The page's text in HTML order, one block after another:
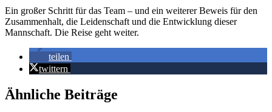
Ein großer Schritt für das Team – und ein weiterer Beweis für den
Zusammenhalt, die Leidenschaft und die Entwicklung dieser
Mannschaft. Die Reise geht weiter.
teilen
twittern
Ähnliche Beiträge